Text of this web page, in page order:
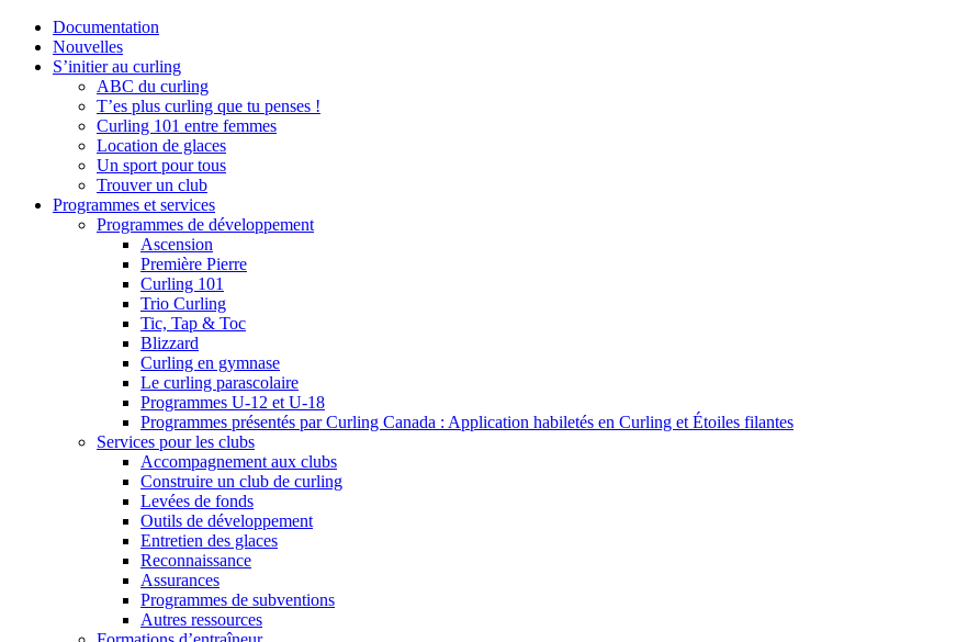
Documentation
Nouvelles
S’initier au curling
ABC du curling
T’es plus curling que tu penses !
Curling 101 entre femmes
Location de glaces
Un sport pour tous
Trouver un club
Programmes et services
Programmes de développement
Ascension
Première Pierre
Curling 101
Trio Curling
Tic, Tap & Toc
Blizzard
Curling en gymnase
Le curling parascolaire
Programmes U-12 et U-18
Programmes présentés par Curling Canada : Application habiletés en Curling et Étoiles filantes
Services pour les clubs
Accompagnement aux clubs
Construire un club de curling
Levées de fonds
Outils de développement
Entretien des glaces
Reconnaissance
Assurances
Programmes de subventions
Autres ressources